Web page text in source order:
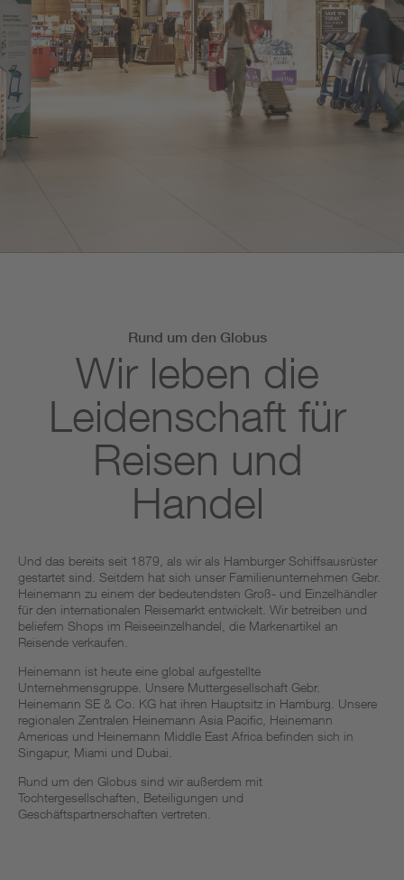
Rund um den Globus
Wir leben die
Leidenschaft für
Reisen und
Handel
Und das bereits seit 1879, als wir als Hamburger Schiffsausrüster
gestartet sind. Seitdem hat sich unser Familienunternehmen Gebr.
Heinemann zu einem der bedeutendsten Groß- und Einzelhändler
für den internationalen Reisemarkt entwickelt. Wir betreiben und
beliefern Shops im Reiseeinzelhandel, die Markenartikel an
Reisende verkaufen. ​
Heinemann ist heute eine global aufgestellte
Unternehmensgruppe. Unsere Muttergesellschaft Gebr.
Heinemann SE & Co. KG hat ihren Hauptsitz in Hamburg. Unsere
regionalen Zentralen Heinemann Asia Pacific, Heinemann
Americas und Heinemann Middle East Africa befinden sich in
Singapur, Miami und Dubai.
Rund um den Globus sind wir außerdem mit
Tochtergesellschaften, Beteiligungen und
Geschäftspartnerschaften vertreten.